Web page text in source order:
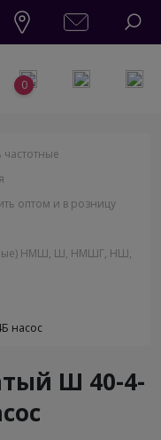
0
оптом и в розницу
НМШ, Ш, НМШГ, НШ,
насос
Ш 40-4-